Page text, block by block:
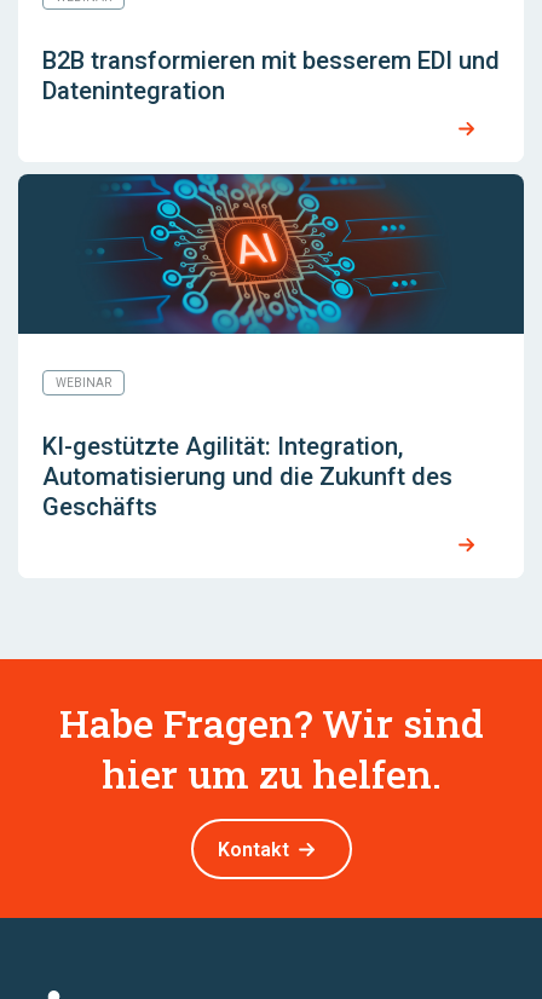
B2B transformieren mit besserem EDI und
Datenintegration
WEBINAR
KI-gestützte Agilität: Integration,
Automatisierung und die Zukunft des
Geschäfts
Habe Fragen? Wir sind
hier um zu helfen.
Kontakt